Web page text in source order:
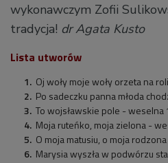
wykonawczym Zofii
tradycja! dr Agata Kusto
Lista utworów
Oj woły moje woły orzeta na
Po sadeczku panna młoda
To wojsławskie pole - weselna
Moja ruteńko, moja zielona -
O moja matusiu, o moja
Marysia wyszła w podwórzu